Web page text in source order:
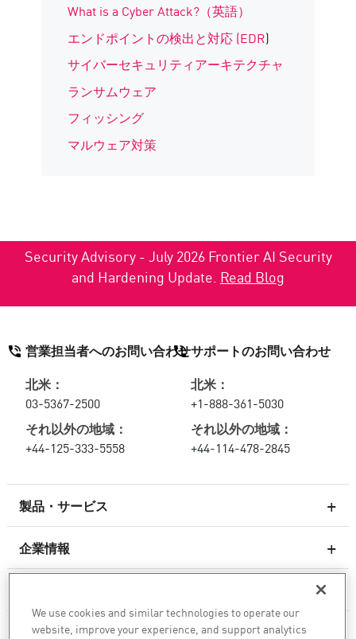
What is a Cyber Attack?（英語）
エンドポイントの検出と対応 (EDR)
サイバーセキュリティアーキテクチャ
ランサムウェア
フィッシング
マルウェア対策
Security Advisory - July 2026 Frontier AI Security
and Hardening Update. Read Blog
製品・サービス
次世代ファイアウォール
クラウド向けのネットワーク セキュリティ
企業情報
企業情報
営業担当者へのお問い合わせ
北米：
03-5367-2500
それ以外の地域：
+44-125-333-5558
サポートのお問い合わせ
北米：
+1-888-361-5030
それ以外の地域：
+44-114-478-2845
We use cookies and similar technologies to operate our
website, improve your experience, and support analytics